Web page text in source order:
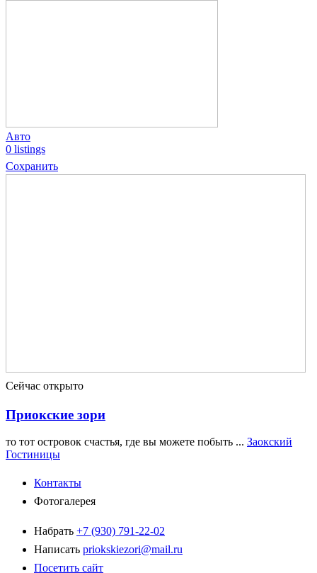
Авто
0 listings
Сохранить
Сейчас открыто
Приокские зори
то тот островок счастья, где вы можете побыть ... Заокский
Гостиницы
Контакты
Фотогалерея
Набрать +7 (930) 791-22-02
Написать priokskiezori@mail.ru
Посетить сайт